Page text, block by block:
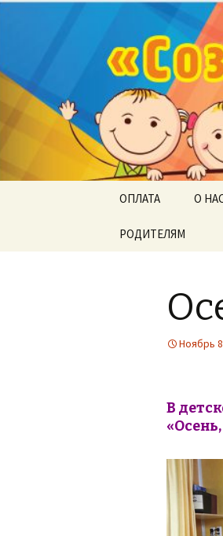
Перейти
содержимому
ОПЛАТА О
РОДИТЕЛЯМ
Ноябрь
В